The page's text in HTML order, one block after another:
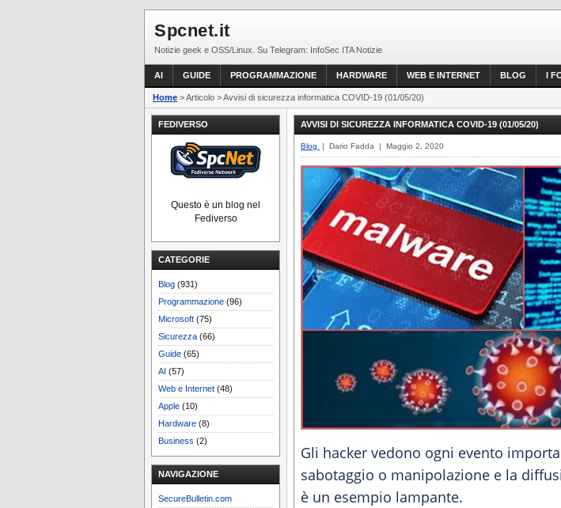
Spcnet.it
Notizie geek e OSS/Linux. Su Telegram: InfoSec ITA Notizie
AI GUIDE PROGRAMMAZIONE HARDWARE WEB E INTERNET BLOG I
Home > Articolo > Avvisi di sicurezza informatica COVID-19 (01/05/20)
FEDIVERSO
Questo è un blog nel
Fediverso
CATEGORIE
Blog (931)
Programmazione (96)
Microsoft (75)
Sicurezza (66)
Guide (65)
AI (57)
Web e Internet (48)
Apple (10)
Hardware (8)
Business (2)
NAVIGAZIONE
SecureBulletin.com
AVVISI DI SICUREZZA INFORMATICA COVID-19 (01/05/20)
Blog | Dario Fadda | Maggio 2, 2020
Gli hacker vedono ogni evento
sabotaggio o manipolazione e la
è un esempio lampante.